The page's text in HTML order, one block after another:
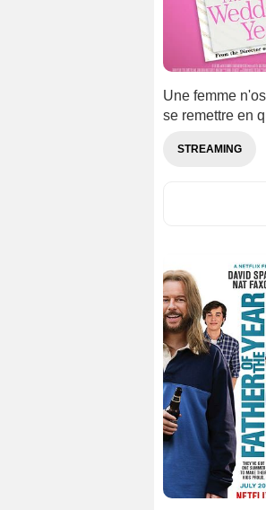
Une femme
se remettre en
STREAMING